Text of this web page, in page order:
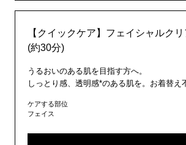
【クイックケア】フェイシャルクリ
(約30分)
うるおいのある肌を目指す方へ。
しっとり感、透明感*のある肌を。お着替え
ケアする部位
フェイス